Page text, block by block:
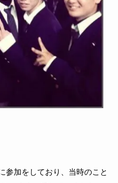
参加をしており、当時のこと